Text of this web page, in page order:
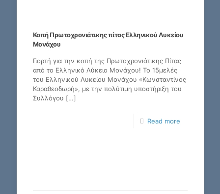
Κοπή Πρωτοχρονιάτικης πίτας Ελληνικού Λυκείου
Μονάχου
Γιορτή για την κοπή της Πρωτοχρονιάτικης Πίτας
από το Ελληνικό Λύκειο Μονάχου! Το 15μελές
του Ελληνικού Λυκείου Μονάχου «Κωνσταντίνος
Καραθεοδωρή», με την πολύτιμη υποστήριξη του
Συλλόγου […]
Read more